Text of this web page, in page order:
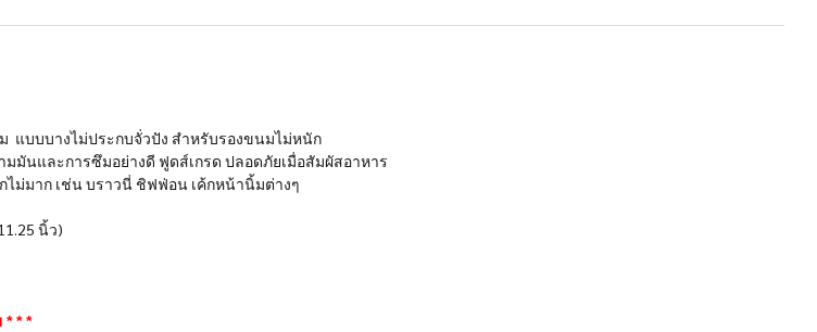
แบบบางไม่ประกบจั่วปัง สำหรับรองขนมไม่หนัก
มันและการซึมอย่างดี ฟูดส์เกรด ปลอดภัยเมื่อสัมผัสอาหาร
ไม่มาก เช่น บราวนี่ ชิฟฟ่อน เค้กหน้านิ้มต่างๆ
นิ้ว)
* * *